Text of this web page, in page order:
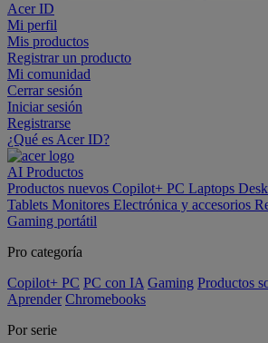
Acer ID
Mi perfil
Mis productos
Registrar un producto
Mi comunidad
Cerrar sesión
Iniciar sesión
Registrarse
¿Qué es Acer ID?
AI Productos
Productos nuevos Copilot+ PC Laptops
Tablets Monitores Electrónica y accesorios
Gaming portátil
Pro categoría
Copilot+ PC PC con IA Gaming Productos
Aprender Chromebooks
Por serie